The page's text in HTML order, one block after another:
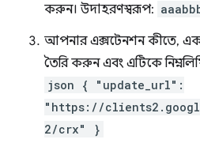
করুন। উদাহরণস্বরূপ:
আপনার এক্সটেনশন কীতে,
তৈরি করুন এবং এটিকে
json { "update_url":
"https://
2/crx" }